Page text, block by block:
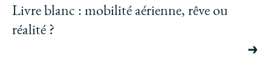
Livre blanc : mobilité aérienne, rêve ou
réalité ?